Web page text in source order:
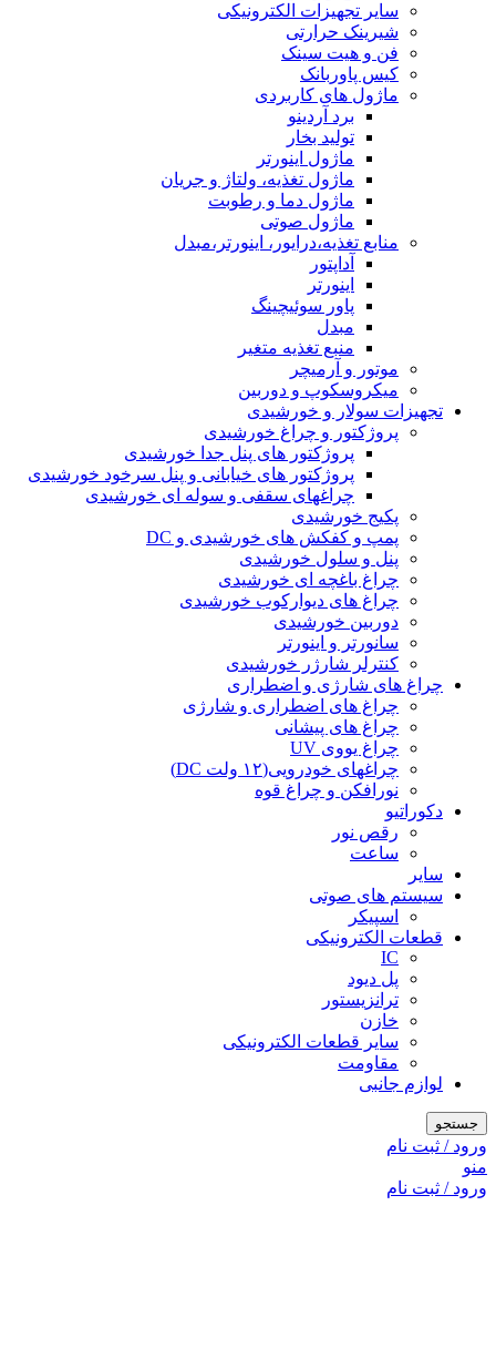
سایر تجهیزات الکترونیکی
شیرینک حرارتی
فن و هیت سینک
کیس پاوربانک
ماژول های کاربردی
برد آردینو
تولید بخار
ماژول اینورتر
ماژول تغذیه، ولتاژ و جریان
ماژول دما و رطوبت
ماژول صوتی
منابع تغذیه،درایور، اینورتر،مبدل
آداپتور
اینورتر
پاور سوئیچینگ
مبدل
منبع تغذیه متغیر
موتور و آرمیچر
میکروسکوپ و دوربین
تجهیزات سولار و خورشیدی
پروژکتور و چراغ خورشیدی
پروژکتور های پنل جدا خورشیدی
پروژکتور های خیابانی و پنل سرخود خورشیدی
چراغهای سقفی و سوله ای خورشیدی
پکیج خورشیدی
پمپ و کفکش های خورشیدی و DC
پنل و سلول خورشیدی
چراغ باغچه ای خورشیدی
چراغ های دیوارکوب خورشیدی
دوربین خورشیدی
سانورتر و اینورتر
کنترلر شارژر خورشیدی
چراغ های شارژی و اضطراری
چراغ های اضطراری و شارژی
چراغ های پیشانی
چراغ یووی UV
چراغهای خودرویی(۱۲ ولت DC)
نورافکن و چراغ قوه
دکوراتیو
رقص نور
ساعت
سایر
سیستم های صوتی
اسپیکر
قطعات الکترونیکی
IC
پل دیود
ترانزیستور
خازن
سایر قطعات الکترونیکی
مقاومت
لوازم جانبی
جستجو
ورود / ثبت نام
منو
ورود / ثبت نام